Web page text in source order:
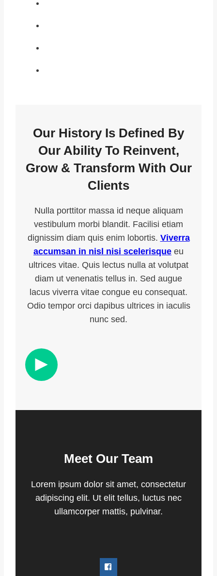
Our History Is Defined By
Our Ability To Reinvent,
Grow & Transform With Our
Clients
Nulla porttitor massa id neque aliquam
vestibulum morbi blandit. Facilisi etiam
dignissim diam quis enim lobortis. Viverra
accumsan in nisl nisi scelerisque eu
ultrices vitae. Quis lectus nulla at volutpat
diam ut venenatis tellus in. Sed augue
lacus viverra vitae congue eu consequat.
Odio tempor orci dapibus ultrices in iaculis
nunc sed.
Meet Our Team
Lorem ipsum dolor sit amet, consectetur
adipiscing elit. Ut elit tellus, luctus nec
ullamcorper mattis, pulvinar.